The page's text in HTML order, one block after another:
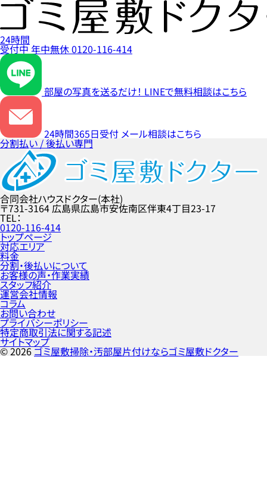
24時間
受付中年中無休0120-116-414
部屋の写真を送るだけ！ LINEで無料相談はこちら
24時間365日受付 メール相談はこちら
分割払い / 後払い専門
合同会社ハウスドクター(本社)
〒731-3164 広島県広島市安佐南区伴東4丁目23-17
TEL
0120-116-414
トップページ
対応エリア
料金
分割・後払いについて
お客様の声・作業実績
スタッフ紹介
運営会社情報
コラム
お問い合わせ
プライバシーポリシー
特定商取引法に関する記述
サイトマップ
©2026ゴミ屋敷掃除・汚部屋片付けならゴミ屋敷ドクター